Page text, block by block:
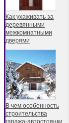
Как ухаживать за
деревянными
межкомнатными
дверями
В чем особенность
строительства
гаража-автостоянки